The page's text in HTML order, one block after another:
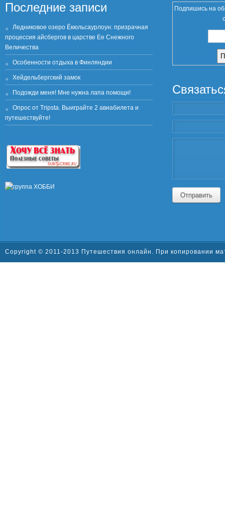
Последние записи
Ледниковое озеро Ёкюльсаурлоун: призрачная
процессия айсбергов в царстве Ее Снежного
Величества
Особенности отдыха в Финляндии
Хейдельбергский замок
Подожди меня! Мне нужна лапа помощи!
Опрос от Tripsta. Выиграйте 2 авиабилета и
путешествуйте!
Подпишись на
Отправить
Copyright © 2011-2013 Путешествия онлайн. При копировании